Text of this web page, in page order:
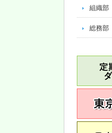
組織部
総務部